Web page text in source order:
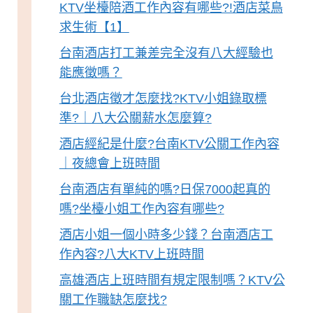
KTV坐檯陪酒工作內容有哪些?!酒店菜鳥
求生術【1】
台南酒店打工兼差完全沒有八大經驗也
能應徵嗎？
台北酒店徵才怎麼找?KTV小姐錄取標
準?｜八大公關薪水怎麼算?
酒店經紀是什麼?台南KTV公關工作內容
｜夜總會上班時間
台南酒店有單純的嗎?日保7000起真的
嗎?坐檯小姐工作內容有哪些?
酒店小姐一個小時多少錢？台南酒店工
作內容?八大KTV上班時間
高雄酒店上班時間有規定限制嗎？KTV公
關工作職缺怎麼找?